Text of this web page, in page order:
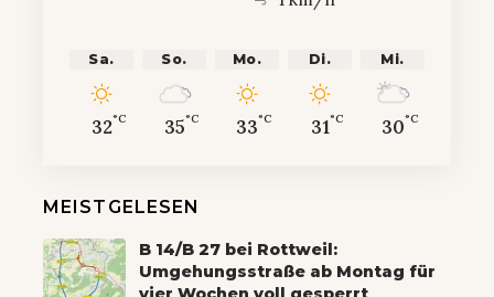
Sa.
32°C
So.
35°C
Mo.
33°C
Di.
31°C
Mi.
30°C
MEISTGELESEN
B 14/B 27 bei Rottweil:
Umgehungsstraße ab Montag für